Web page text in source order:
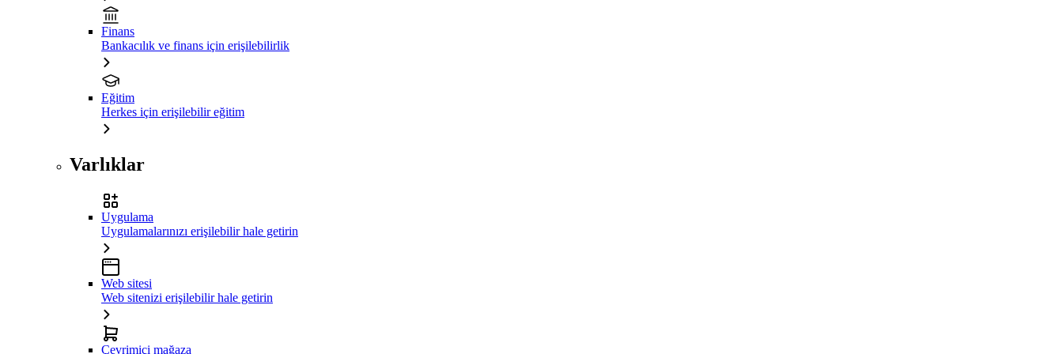
Finans
Bankacılık ve finans için erişilebilirlik
Eğitim
Herkes için erişilebilir eğitim
Varlıklar
Uygulama
Uygulamalarınızı erişilebilir hale getirin
Web sitesi
Web sitenizi erişilebilir hale getirin
Çevrimiçi mağaza